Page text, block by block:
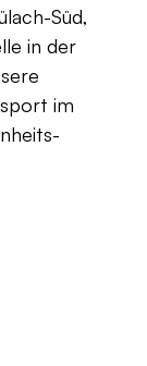
Süd,
in der
im